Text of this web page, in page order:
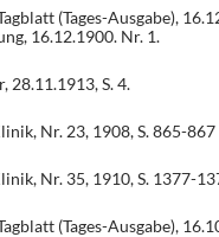
(Tages-Ausgabe),
16.12.1900. Nr. 1.
28.11.1913, S. 4.
Nr. 23, 1908, S. 865-867
Nr. 35, 1910, S. 1377-
(Tages-Ausgabe),